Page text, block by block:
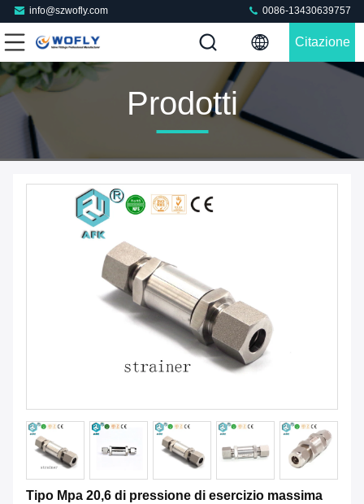
info@szwofly.com 0086-13430639757
Citazione
Prodotti
Tipo Mpa 20,6 di pressione di esercizio massima